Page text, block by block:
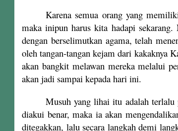
Karena semua orang yang
maka inipun harus kita hadapi sekarang.
dengan berselimutkan agama, telah
oleh tangan-tangan kejam dari kakaknya
akan bangkit melawan mereka melalui
akan jadi sampai kepada hari ini.
Musuh yang lihai itu adalah terlalu
diakui benar, maka ia akan
ditegakkan, lalu secara langkah demi